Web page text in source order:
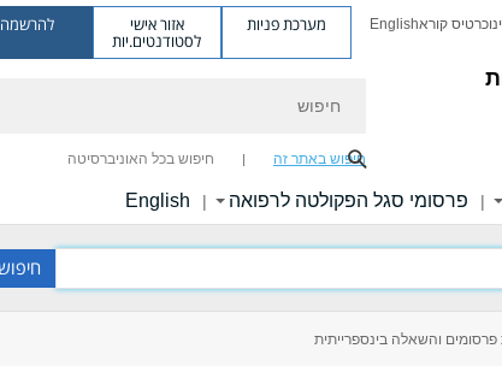
כרטיס קוראEnglish מערכת פניות אזור אישי
לסטודנטים.יות
להרשמה
חיפוש באתר זה חיפוש בכל האוניברסיטה
| פרסומי סגל הפקולטה לרפואה |
English
והשאלה בינספרייתית